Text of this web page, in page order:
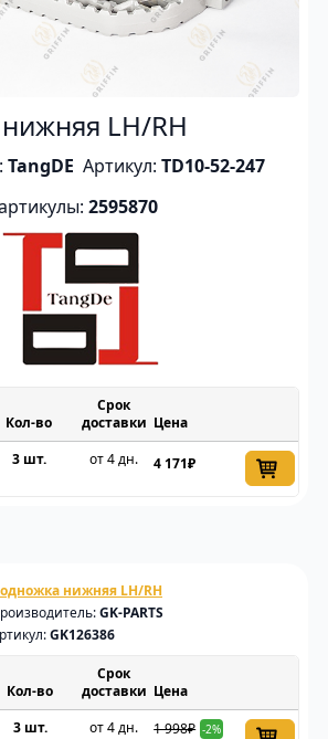
LH/RH
TangDE Артикул: TD10-52-247
2595870
Срок
доставки Цена
3 шт. от 4 дн. 4 171₽
нижняя LH/RH
GK-PARTS
GK126386
Срок
доставки Цена
3 шт. от 4 дн. 1 998₽ -2%